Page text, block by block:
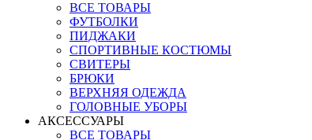
ВСЕ ТОВАРЫ
ФУТБОЛКИ
ПИДЖАКИ
СПОРТИВНЫЕ КОСТЮМЫ
СВИТЕРЫ
БРЮКИ
ВЕРХНЯЯ ОДЕЖДА
ГОЛОВНЫЕ УБОРЫ
АКСЕССУАРЫ
ВСЕ ТОВАРЫ